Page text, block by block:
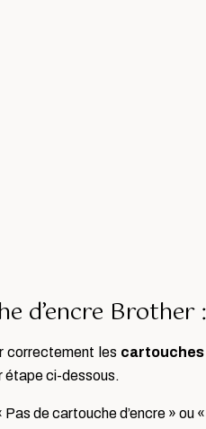
d’encre Brother
correctement les cartouches
étape ci-dessous.
de cartouche d’encre » ou